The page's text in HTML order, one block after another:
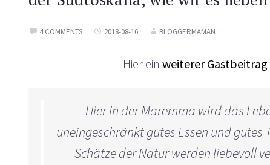
4 COMMENTS 2018-08-16 BLOGGERMAMAN
Hier ein weiterer Gastbeitrag
Hier in der Maremma wird das
uneingeschränkt gutes Essen und gutes
Schätze der Natur werden liebevoll